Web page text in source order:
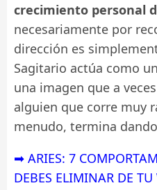
crecimiento personal
necesariamente por
dirección es
Sagitario actúa como
una imagen que a
alguien que corre muy
menudo, termina
➡ ARIES: 7
DEBES ELIMINAR DE